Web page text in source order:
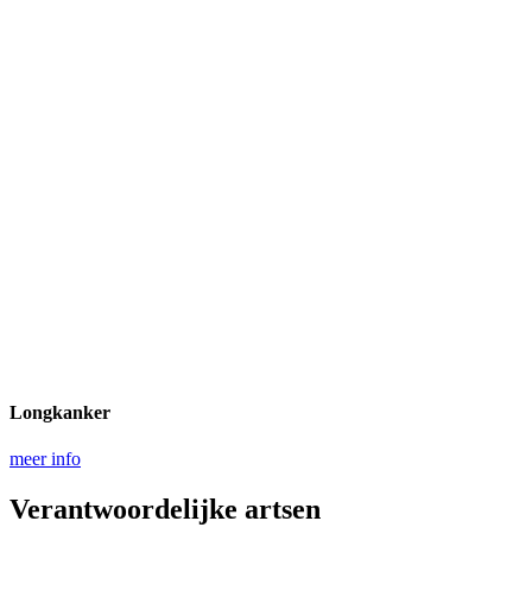
Longkanker
meer info
Verantwoordelijke artsen